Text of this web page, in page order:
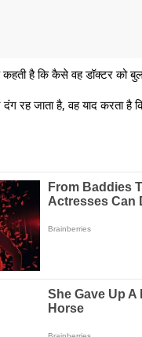
है कि कैसे वह डॉक्टर को
रह जाता है, वह याद करता